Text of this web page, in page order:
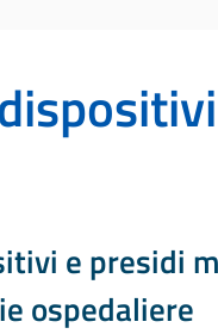
e presidi
ospedaliere